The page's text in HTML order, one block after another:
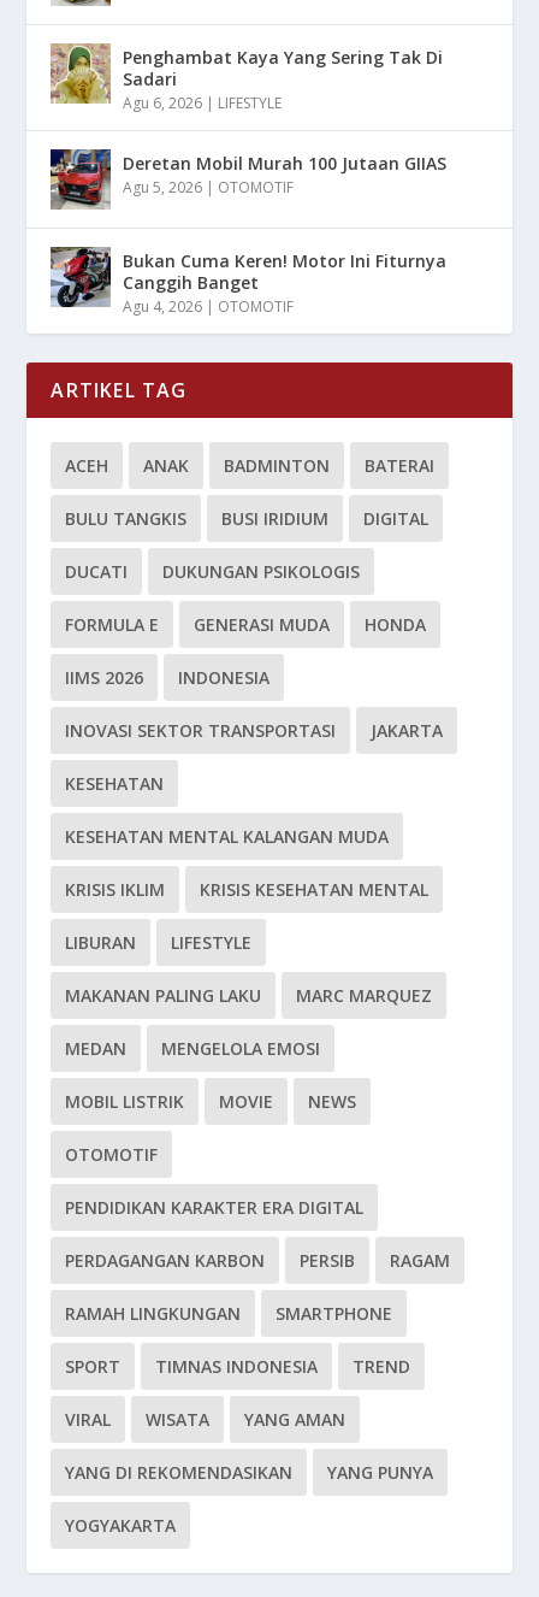
Penghambat Kaya Yang Sering Tak Di
Sadari
Agu 6, 2026 | LIFESTYLE
Deretan Mobil Murah 100 Jutaan GIIAS
Agu 5, 2026 | OTOMOTIF
Bukan Cuma Keren! Motor Ini Fiturnya
Canggih Banget
Agu 4, 2026 | OTOMOTIF
ARTIKEL TAG
ACEH ANAK BADMINTON BATERAI
BULU TANGKIS BUSI IRIDIUM DIGITAL
DUCATI DUKUNGAN PSIKOLOGIS
FORMULA E GENERASI MUDA HONDA
IIMS 2026 INDONESIA
INOVASI SEKTOR TRANSPORTASI JAKARTA
KESEHATAN
KESEHATAN MENTAL KALANGAN MUDA
KRISIS IKLIM KRISIS KESEHATAN MENTAL
LIBURAN LIFESTYLE
MAKANAN PALING LAKU MARC MARQUEZ
MEDAN MENGELOLA EMOSI
MOBIL LISTRIK MOVIE NEWS
OTOMOTIF
PENDIDIKAN KARAKTER ERA DIGITAL
PERDAGANGAN KARBON PERSIB RAGAM
RAMAH LINGKUNGAN SMARTPHONE
SPORT TIMNAS INDONESIA TREND
VIRAL WISATA YANG AMAN
YANG DI REKOMENDASIKAN YANG PUNYA
YOGYAKARTA